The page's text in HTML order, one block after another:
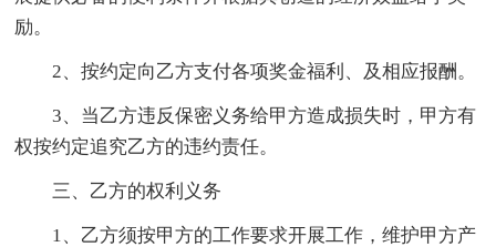
励。
2、按约定向乙方支付各项奖金福利、及相应报酬。
3、当乙方违反保密义务给甲方造成损失时，甲方有
权按约定追究乙方的违约责任。
三、乙方的权利义务
1、乙方须按甲方的工作要求开展工作，维护甲方产